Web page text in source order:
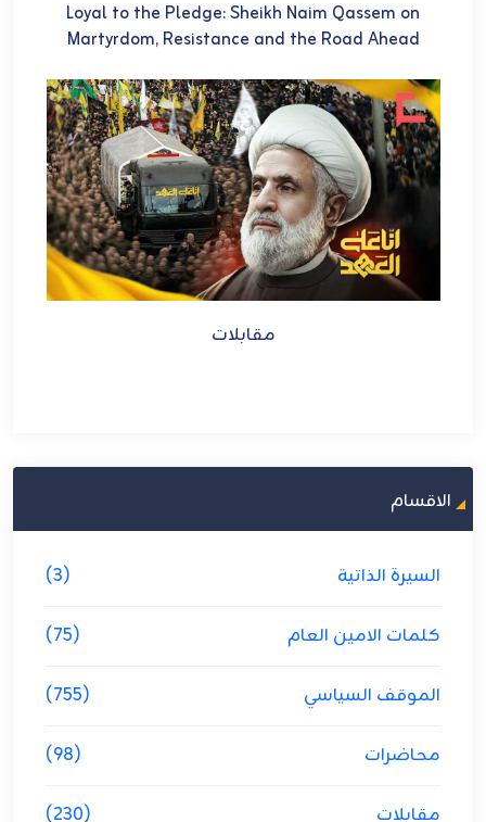
Loyal to the Pledge: Sheikh Naim Qassem on
Martyrdom, Resistance and the Road Ahead
مقابلات
الاقسام
السيرة الذاتية (3)
كلمات الامين العام (75)
الموقف السياسي (755)
محاضرات (98)
مقابلات (230)